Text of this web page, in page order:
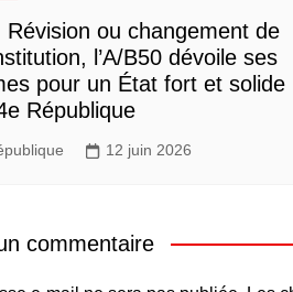
Révision ou changement de
l’A/B50 dévoile ses
pour un État fort et solide
République
12 juin 2026
commentaire